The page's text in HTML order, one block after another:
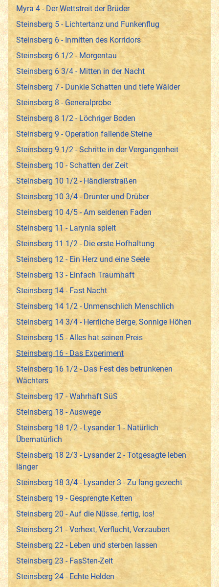
Myra 4 - Der Wettstreit der Brüder
Steinsberg 5 - Lichtertanz und Funkenflug
Steinsberg 6 - Inmitten des Korridors
Steinsberg 6 1/2 - Morgentau
Steinsberg 6 3/4 - Mitten in der Nacht
Steinsberg 7 - Dunkle Schatten und tiefe Wälder
Steinsberg 8 - Generalprobe
Steinsberg 8 1/2 - Löchriger Boden
Steinsberg 9 - Operation fallende Steine
Steinsberg 9 1/2 - Schritte in der Vergangenheit
Steinsberg 10 - Schatten der Zeit
Steinsberg 10 1/2 - Händlerstraßen
Steinsberg 10 3/4 - Drunter und Drüber
Steinsberg 10 4/5 - Am seidenen Faden
Steinsberg 11 - Larynia spielt
Steinsberg 11 1/2 - Die erste Hofhaltung
Steinsberg 12 - Ein Herz und eine Seele
Steinsberg 13 - Einfach Traumhaft
Steinsberg 14 - Fast Nacht
Steinsberg 14 1/2 - Unmenschlich Menschlich
Steinsberg 14 3/4 - Herrliche Berge, Sonnige Höhen
Steinsberg 15 - Alles hat seinen Preis
Steinsberg 16 - Das Experiment
Steinsberg 16 1/2 - Das Fest des betrunkenen
Wächters
Steinsberg 17 - Wahrhaft SüS
Steinsberg 18 - Auswege
Steinsberg 18 1/2 - Lysander 1 - Natürlich
Übernatürlich
Steinsberg 18 2/3 - Lysander 2 - Totgesagte leben
länger
Steinsberg 18 3/4 - Lysander 3 - Zu lang gezecht
Steinsberg 19 - Gesprengte Ketten
Steinsberg 20 - Auf die Nüsse, fertig, los!
Steinsberg 21 - Verhext, Verflucht, Verzaubert
Steinsberg 22 - Leben und sterben lassen
Steinsberg 23 - FasSten-Zeit
Steinsberg 24 - Echte Helden